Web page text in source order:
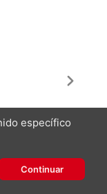
específico
Continuar